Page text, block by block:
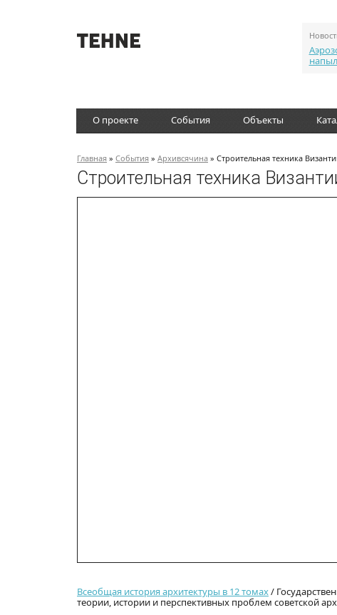
О проекте События Объекты
Главная » События » Архивсячина » Строительная техника
Строительная техника
Всеобщая история архитектуры в 12 томах/
теории, истории и перспективных проблем советской